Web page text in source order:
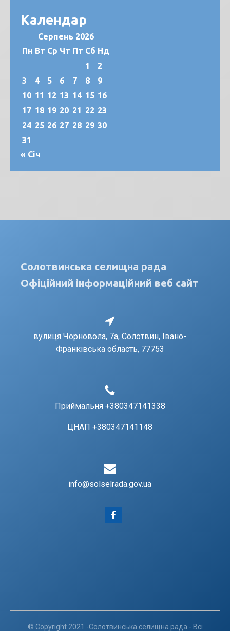
Календар
Серпень 2026
Пн Вт Ср Чт Пт Сб Нд
1
2
3
4 5 6 7 8
9
10 11 12 13 14 15 16
17 18 19 20 21 22 23
24 25 26 27 28 29 30
31
« Січ
Солотвинська селищна рада
Офіційний інформаційний веб сайт
вулиця Чорновола, 7a, Солотвин, Івано-
Франківська область, 77753
Приймальня +380347141338
ЦНАП +380347141148
info@solselrada.gov.ua
© Copyright 2021 -Солотвинська селищна рада - Всі